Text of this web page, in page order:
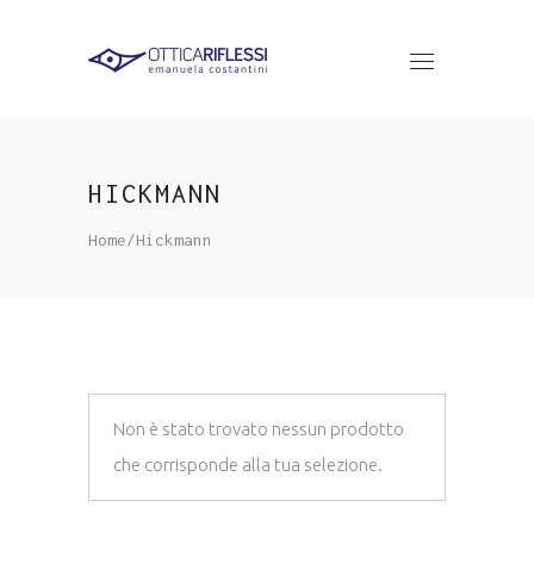
HICKMANN
Home/Hickmann
Non è stato trovato nessun prodotto
che corrisponde alla tua selezione.